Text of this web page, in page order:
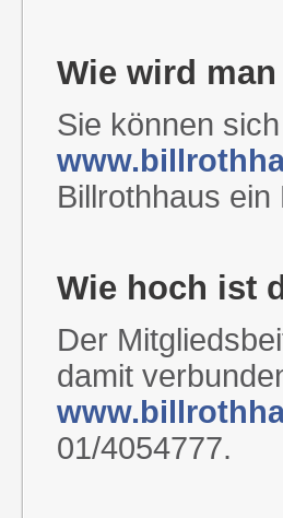
Wie wird
Sie können
Billrothhaus
Wie hoch ist
Der
damit
01/4054777.